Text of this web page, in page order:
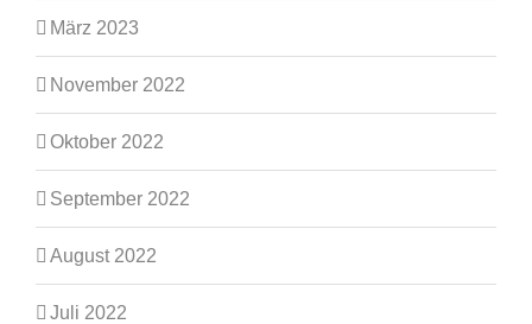
März 2023
November 2022
Oktober 2022
September 2022
August 2022
Juli 2022